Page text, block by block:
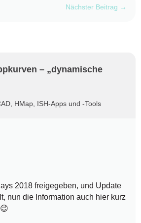
Nächster Beitrag →
– „dynamische
HMap ISH-Apps und -Tools
2018 freigegeben, und Update
nun die Information auch hier kurz